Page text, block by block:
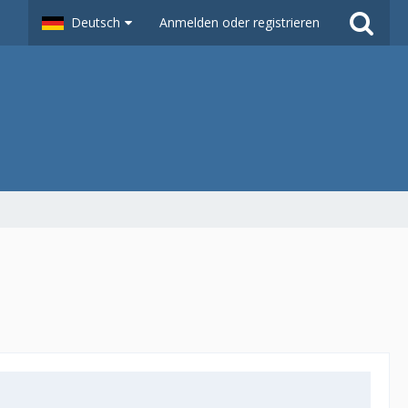
Deutsch Anmelden oder registrieren